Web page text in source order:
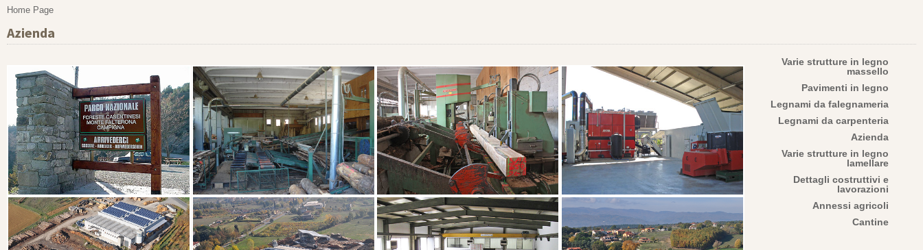
Home Page
Azienda
Varie strutture in legno
massello
Pavimenti in legno
Legnami da falegnameria
Legnami da carpenteria
Azienda
Varie strutture in legno
lamellare
Dettagli costruttivi e
lavorazioni
Annessi agricoli
Cantine